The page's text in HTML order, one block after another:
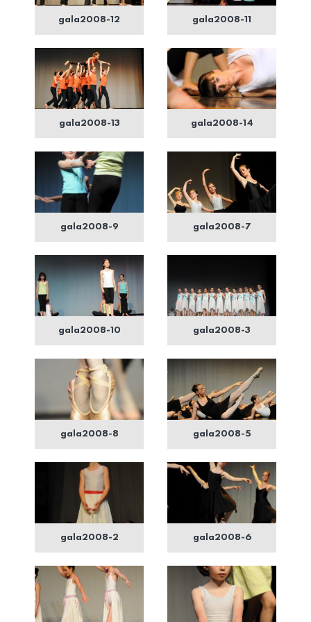
gala2008-12 gala2008-11
gala2008-13 gala2008-14
gala2008-9 gala2008-7
gala2008-10 gala2008-3
gala2008-8 gala2008-5
gala2008-2 gala2008-6